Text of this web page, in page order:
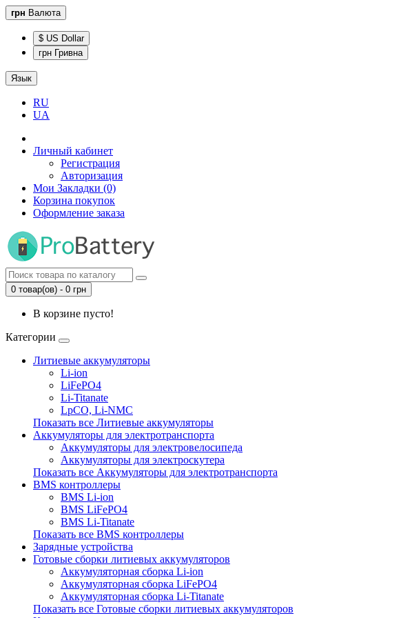
грн Валюта
$ US Dollar
грн Гривна
Язык
RU
UA
Личный кабинет
Регистрация
Авторизация
Мои Закладки (0)
Корзина покупок
Оформление заказа
0 товар(ов) - 0 грн
В корзине пусто!
Категории
Литиевые аккумуляторы
Li-ion
LiFePO4
Li-Titanate
LpCO, Li-NMC
Показать все Литиевые аккумуляторы
Аккумуляторы для электротранспорта
Аккумуляторы для электровелосипеда
Аккумуляторы для электроскутера
Показать все Аккумуляторы для электротранспорта
BMS контроллеры
BMS Li-ion
BMS LiFePO4
BMS Li-Titanate
Показать все BMS контроллеры
Зарядные устройства
Готовые сборки литиевых аккумуляторов
Аккумуляторная сборка Li-ion
Аккумуляторная сборка LiFePO4
Аккумуляторная сборка Li-Titanate
Показать все Готовые сборки литиевых аккумуляторов